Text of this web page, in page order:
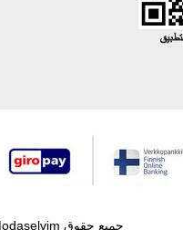
جميع حقوق Modaselvim محفوظة ©2026